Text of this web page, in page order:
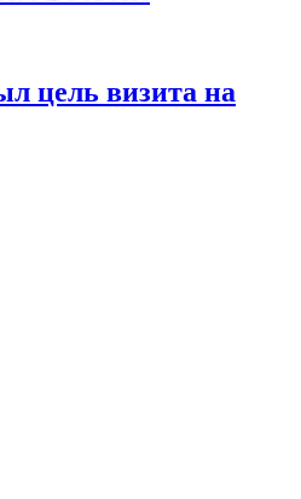
цель визита на